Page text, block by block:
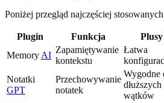
Poniżej przegląd najczęściej
Plugin Funkcja Plusy
Memory AI
Zapamiętywanie
kontekstu
Łatwa
Notatki
GPT
Przechowywanie
notatek
Wygodne
dłuższych
wątków